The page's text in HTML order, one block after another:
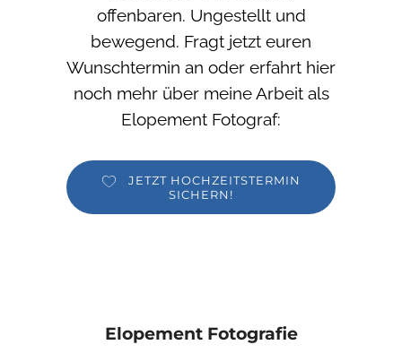
offenbaren. Ungestellt und
bewegend. Fragt jetzt euren
Wunschtermin an oder erfahrt hier
noch mehr über meine Arbeit als
Elopement Fotograf:
JETZT HOCHZEITSTERMIN
SICHERN!
Elopement Fotografie